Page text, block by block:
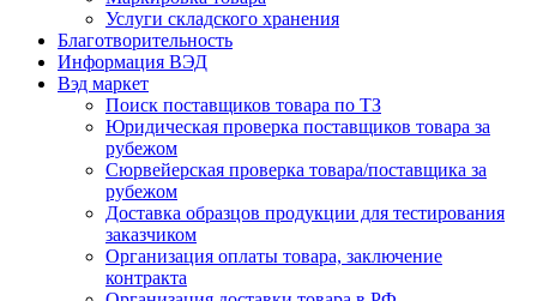
Услуги складского хранения
Благотворительность
Информация ВЭД
Вэд маркет
Поиск поставщиков товара по ТЗ
Юридическая проверка поставщиков товара за
рубежом
Сюрвейерская проверка товара/поставщика за
рубежом
Доставка образцов продукции для тестирования
заказчиком
Организация оплаты товара, заключение
контракта